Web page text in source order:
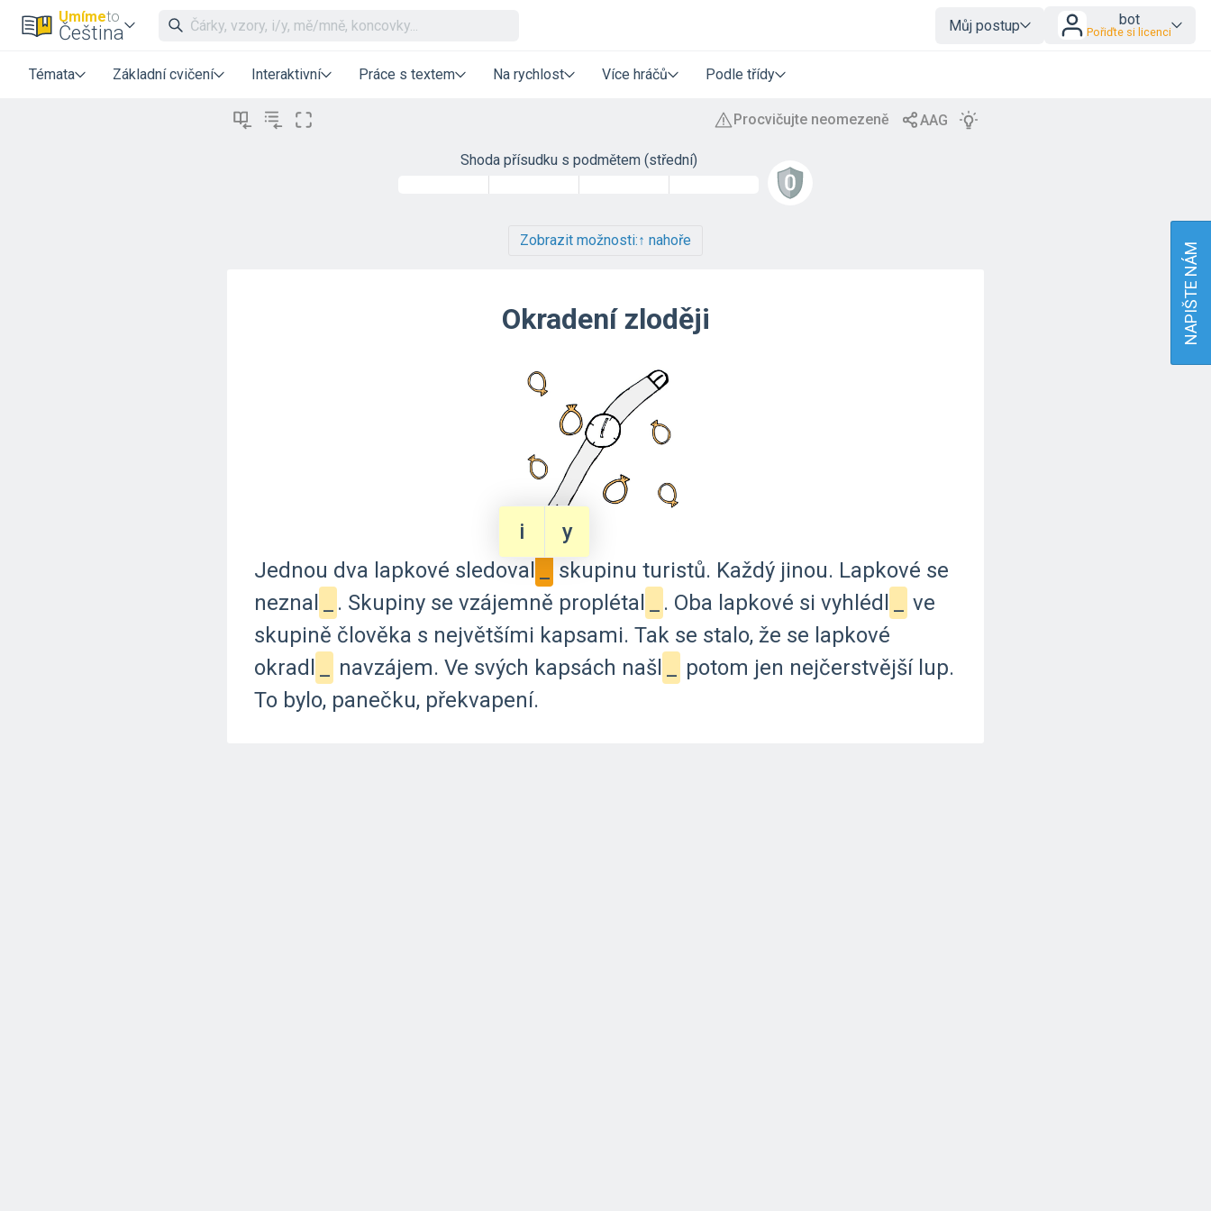
Umímeto
Čeština Můj postup bot
Pořiďte si licenci
Témata Základní cvičení Interaktivní Práce s textem Na rychlost Více hráčů Podle třídy
Shoda přísudku s podmětem (střední)
Zobrazit možnosti:↑ nahoře
Okradení zloději
Jednou dva lapkové sledoval
i
y
skupinu turistů. Každý jinou. Lapkové se
neznal
. Skupiny se vzájemně proplétal . Oba lapkové si vyhlédl
ve
skupině člověka s největšími kapsami. Tak se stalo, že se lapkové
okradl
navzájem. Ve svých kapsách našl potom jen nejčerstvější lup.
To bylo, panečku, překvapení.
NAPIŠTE NÁM